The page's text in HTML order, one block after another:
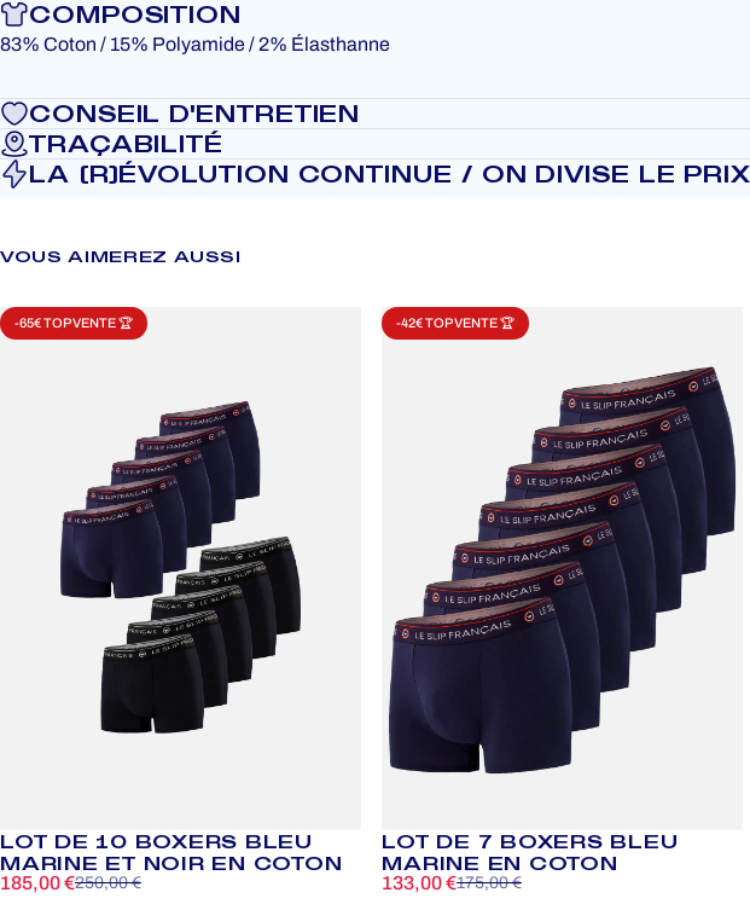
COMPOSITION
83% Coton / 15% Polyamide / 2% Élasthanne
CONSEIL D'ENTRETIEN
TRAÇABILITÉ
LA (R)ÉVOLUTION CONTINUE / ON DIVISE LE
VOUS AIMEREZ AUSSI
-65€ TOP VENTE 🏆
LOT DE 10 BOXERS BLEU
MARINE ET NOIR EN COTON
Prix promotionnel
185,00 €
Prix habituel250,00 €
-42€ TOP VENTE 🏆
LOT DE 7 BOXERS BLEU
MARINE EN COTON
Prix promotionnel
133,00 €
Prix habituel175,00 €